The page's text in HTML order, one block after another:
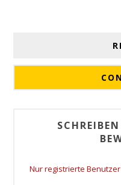
Nur registrierte